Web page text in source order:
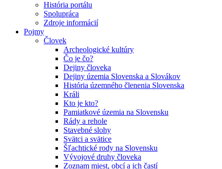
História portálu
Spolupráca
Zdroje informácií
Pojmy
Človek
Archeologické kultúry
Čo je čo?
Dejiny človeka
Dejiny územia Slovenska a Slovákov
História územného členenia Slovenska
Králi
Kto je kto?
Pamiatkové územia na Slovensku
Rády a rehole
Stavebné slohy
Svätci a svätice
Šľachtické rody na Slovensku
Vývojové druhy človeka
Zoznam miest, obcí a ich častí